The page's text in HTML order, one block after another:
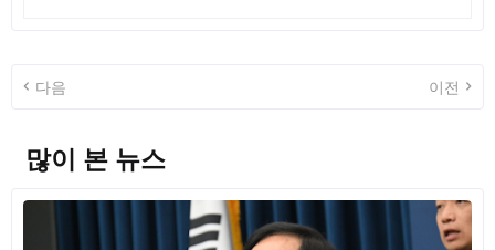
다음 이전
많이 본 뉴스